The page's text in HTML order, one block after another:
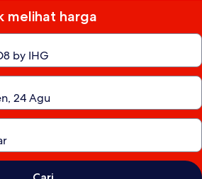
melihat harga